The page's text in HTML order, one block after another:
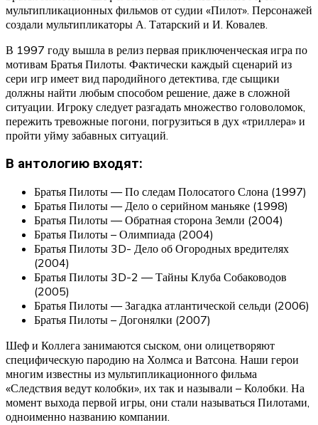
мультипликационных фильмов от судии «Пилот». Персонажей
создали мультипликаторы А. Татарский и И. Ковалев.
В 1997 году вышла в релиз первая приключенческая игра по
мотивам Братья Пилоты. Фактически каждый сценарий из
сери игр имеет вид пародийного детектива, где сыщики
должны найти любым способом решение, даже в сложной
ситуации. Игроку следует разгадать множество головоломок,
пережить тревожные погони, погрузиться в дух «триллера» и
пройти уйму забавных ситуаций.
В антологию входят:
Братья Пилоты — По следам Полосатого Слона (1997)
Братья Пилоты — Дело о серийном маньяке (1998)
Братья Пилоты — Обратная сторона Земли (2004)
Братья Пилоты – Олимпиада (2004)
Братья Пилоты 3D- Дело об Огородных вредителях
(2004)
Братья Пилоты 3D-2 — Тайны Клуба Собаководов
(2005)
Братья Пилоты — Загадка атлантической сельди (2006)
Братья Пилоты – Догонялки (2007)
Шеф и Коллега занимаются сыском, они олицетворяют
специфическую пародию на Холмса и Ватсона. Наши герои
многим известны из мультипликационного фильма
«Следствия ведут колобки», их так и называли – Колобки. На
момент выхода первой игры, они стали называться Пилотами,
одноименно названию компании.